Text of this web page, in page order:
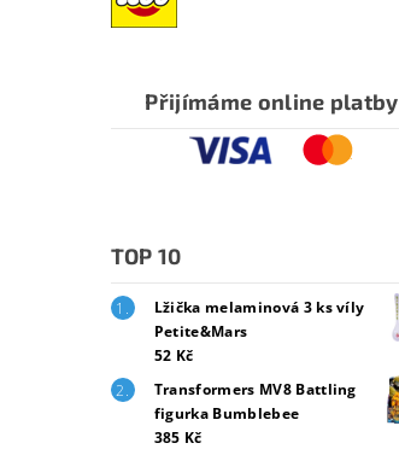
Přijímáme online platby
TOP 10
Lžička melaminová 3 ks víly
Petite&Mars
52 Kč
Transformers MV8 Battling
figurka Bumblebee
385 Kč